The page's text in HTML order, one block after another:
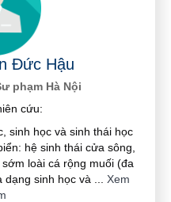
Đức Hậu
phạm Hà Nội
cứu:
sinh học và sinh thái học
hệ sinh thái cửa sông,
loài cá rộng muối (đa
dạng sinh học và
Xem